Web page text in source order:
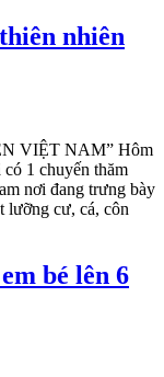
nhiên
VIỆT NAM” Hôm
1 chuyến thăm
nơi đang trưng bày
lưỡng cư, cá, côn
bé lên 6